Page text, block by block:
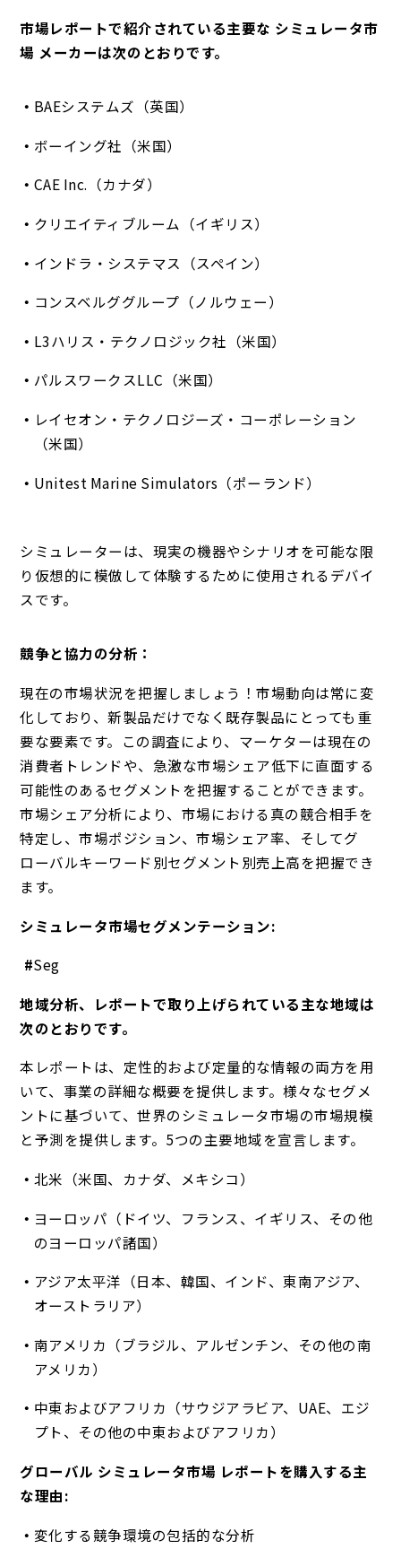
市場レポートで紹介されている主要な シミュレータ市
場 メーカーは次のとおりです。
BAEシステムズ（英国）
ボーイング社（米国）
CAE Inc.（カナダ）
クリエイティブルーム（イギリス）
インドラ・システマス（スペイン）
コンスベルググループ（ノルウェー）
L3ハリス・テクノロジック社（米国）
パルスワークスLLC（米国）
レイセオン・テクノロジーズ・コーポレーション
（米国）
Unitest Marine Simulators（ポーランド）
シミュレーターは、現実の機器やシナリオを可能な限
り仮想的に模倣して体験するために使用されるデバイ
スです。
競争と協力の分析：
現在の市場状況を把握しましょう！市場動向は常に変
化しており、新製品だけでなく既存製品にとっても重
要な要素です。この調査により、マーケターは現在の
消費者トレンドや、急激な市場シェア低下に直面する
可能性のあるセグメントを把握することができます。
市場シェア分析により、市場における真の競合相手を
特定し、市場ポジション、市場シェア率、そしてグ
ローバルキーワード別セグメント別売上高を把握でき
ます。
シミュレータ市場セグメンテーション:
#Seg
地域分析、レポートで取り上げられている主な地域は
次のとおりです。
本レポートは、定性的および定量的な情報の両方を用
いて、事業の詳細な概要を提供します。様々なセグメ
ントに基づいて、世界のシミュレータ市場の市場規模
と予測を提供します。5つの主要地域を宣言します。
北米（米国、カナダ、メキシコ）
ヨーロッパ（ドイツ、フランス、イギリス、その他
のヨーロッパ諸国）
アジア太平洋（日本、韓国、インド、東南アジア、
オーストラリア）
南アメリカ（ブラジル、アルゼンチン、その他の南
アメリカ）
中東およびアフリカ（サウジアラビア、UAE、エジ
プト、その他の中東およびアフリカ）
グローバル シミュレータ市場 レポートを購入する主
な理由:
変化する競争環境の包括的な分析